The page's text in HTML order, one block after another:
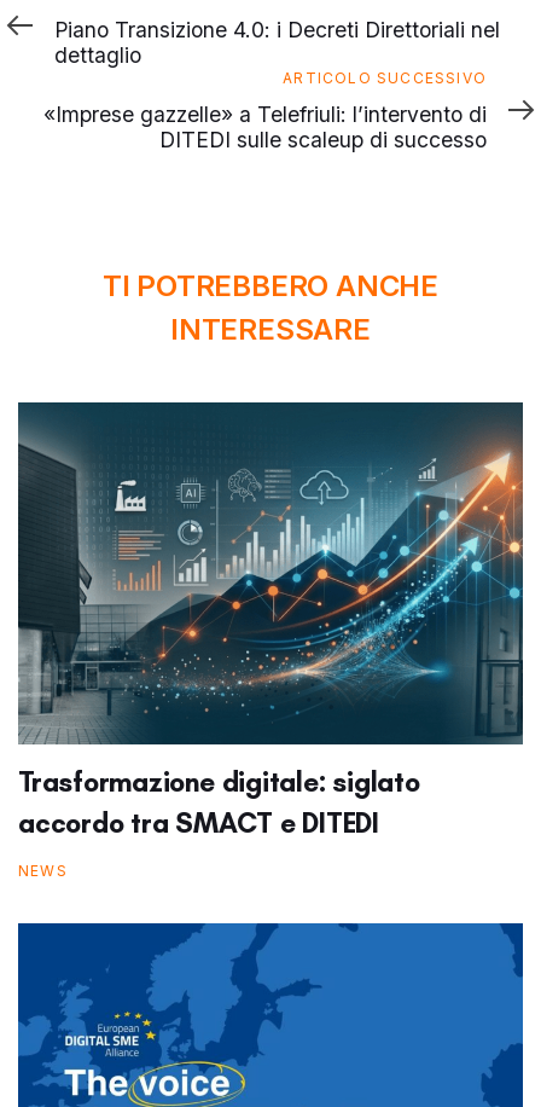
precedente
Piano Transizione 4.0: i Decreti Direttoriali nel
dettaglio
successivo
ARTICOLO SUCCESSIVO
«Imprese gazzelle» a Telefriuli: l’intervento di
DITEDI sulle scaleup di successo
TI POTREBBERO ANCHE
INTERESSARE
Trasformazione digitale: siglato
accordo tra SMACT e DITEDI
NEWS